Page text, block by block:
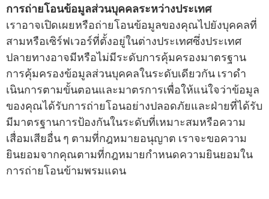
การถ่ายโอนข้อมูลส่วนบุคคลระหว่างประเทศ
เราอาจเปิดเผยหรือถ่ายโอนข้อมูลของคุณไปยังบุคคลที่
สามหรือเซิร์ฟเวอร์ที่ตั้งอยู่ในต่างประเทศซึ่งประเทศ
ปลายทางอาจมีหรือไม่มีระดับการคุ้มครองมาตรฐาน
การคุ้มครองข้อมูลส่วนบุคคลในระดับเดียวกัน เราดํา
เนินการตามขั้นตอนและมาตรการเพื่อให้แน่ใจว่าข้อมูล
ของคุณได้รับการถ่ายโอนอย่างปลอดภัยและฝ่ายที่ได้รับ
มีมาตรฐานการป้องกันในระดับที่เหมาะสมหรือความ
เสื่อมเสียอื่น ๆ ตามที่กฎหมายอนุญาต เราจะขอความ
ยินยอมจากคุณตามที่กฎหมายกําหนดความยินยอมใน
การถ่ายโอนข้ามพรมแดน